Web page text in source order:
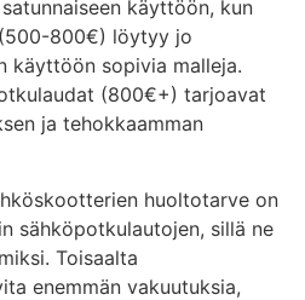
käyttöön, kun
800€) löytyy jo
käyttöön sopivia malleja.
(800€+) tarjoavat
ja tehokkaamman
huoltotarve on
sähköpotkulautojen, sillä ne
Toisaalta
enemmän vakuutuksia,